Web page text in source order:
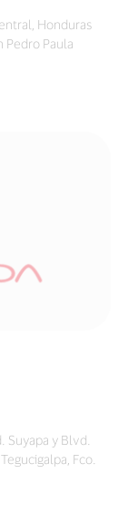
Honduras
Pedro Paula
y Blvd.
Fco.